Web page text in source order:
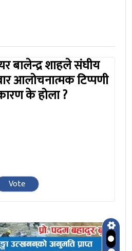
बालेन्द्र शाहले संघीय
आलोचनात्मक टिप्पणी
के होला ?